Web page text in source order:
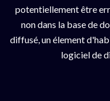
potentiellement être
non dans la base de
diffusé, un élement
logiciel de